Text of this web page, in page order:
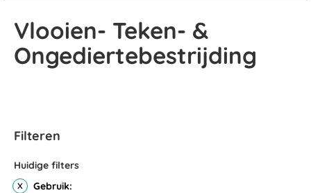
Vlooien- Teken- &
Ongediertebestrijding
Filteren
Huidige filters
Gebruik